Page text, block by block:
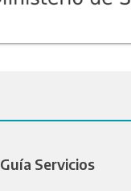
Guía Servicios